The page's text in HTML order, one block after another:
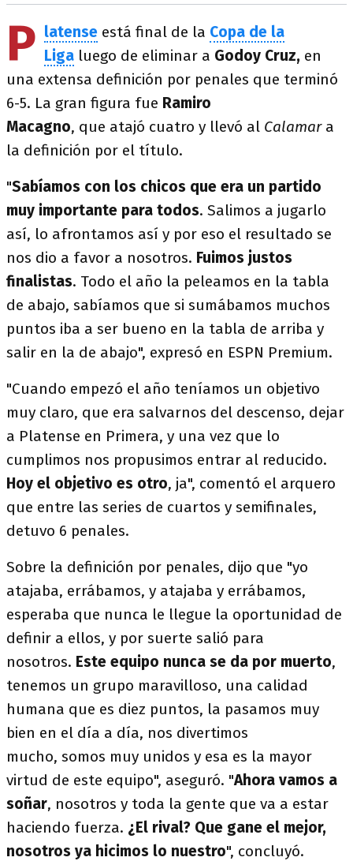
P latense está final de la Copa de la
Liga luego de eliminar a Godoy Cruz, en
una extensa definición por penales que terminó
6-5. La gran figura fue Ramiro
Macagno, que atajó cuatro y llevó al Calamara
la definición por el título.
"Sabíamos con los chicos que era un partido
muy importante para todos. Salimos a jugarlo
así, lo afrontamos así y por eso el resultado se
nos dio a favor a nosotros. Fuimos justos
finalistas. Todo el año la peleamos en la tabla
de abajo, sabíamos que si sumábamos muchos
puntos iba a ser bueno en la tabla de arriba y
salir en la de abajo", expresó en ESPN Premium.
"Cuando empezó el año teníamos un objetivo
muy claro, que era salvarnos del descenso, dejar
a Platense en Primera, y una vez que lo
cumplimos nos propusimos entrar al reducido.
Hoy el objetivo es otro, ja", comentó el arquero
que entre las series de cuartos y semifinales,
detuvo 6 penales.
Sobre la definición por penales, dijo que "yo
atajaba, errábamos, y atajaba y errábamos,
esperaba que nunca le llegue la oportunidad de
definir a ellos, y por suerte salió para
nosotros. Este equipo nunca se da por muerto,
tenemos un grupo maravilloso, una calidad
humana que es diez puntos, la pasamos muy
bien en el día a día, nos divertimos
mucho, somos muy unidos y esa es la mayor
virtud de este equipo", aseguró. "Ahora vamos a
soñar, nosotros y toda la gente que va a estar
haciendo fuerza. ¿El rival? Que gane el mejor,
nosotros ya hicimos lo nuestro", concluyó.